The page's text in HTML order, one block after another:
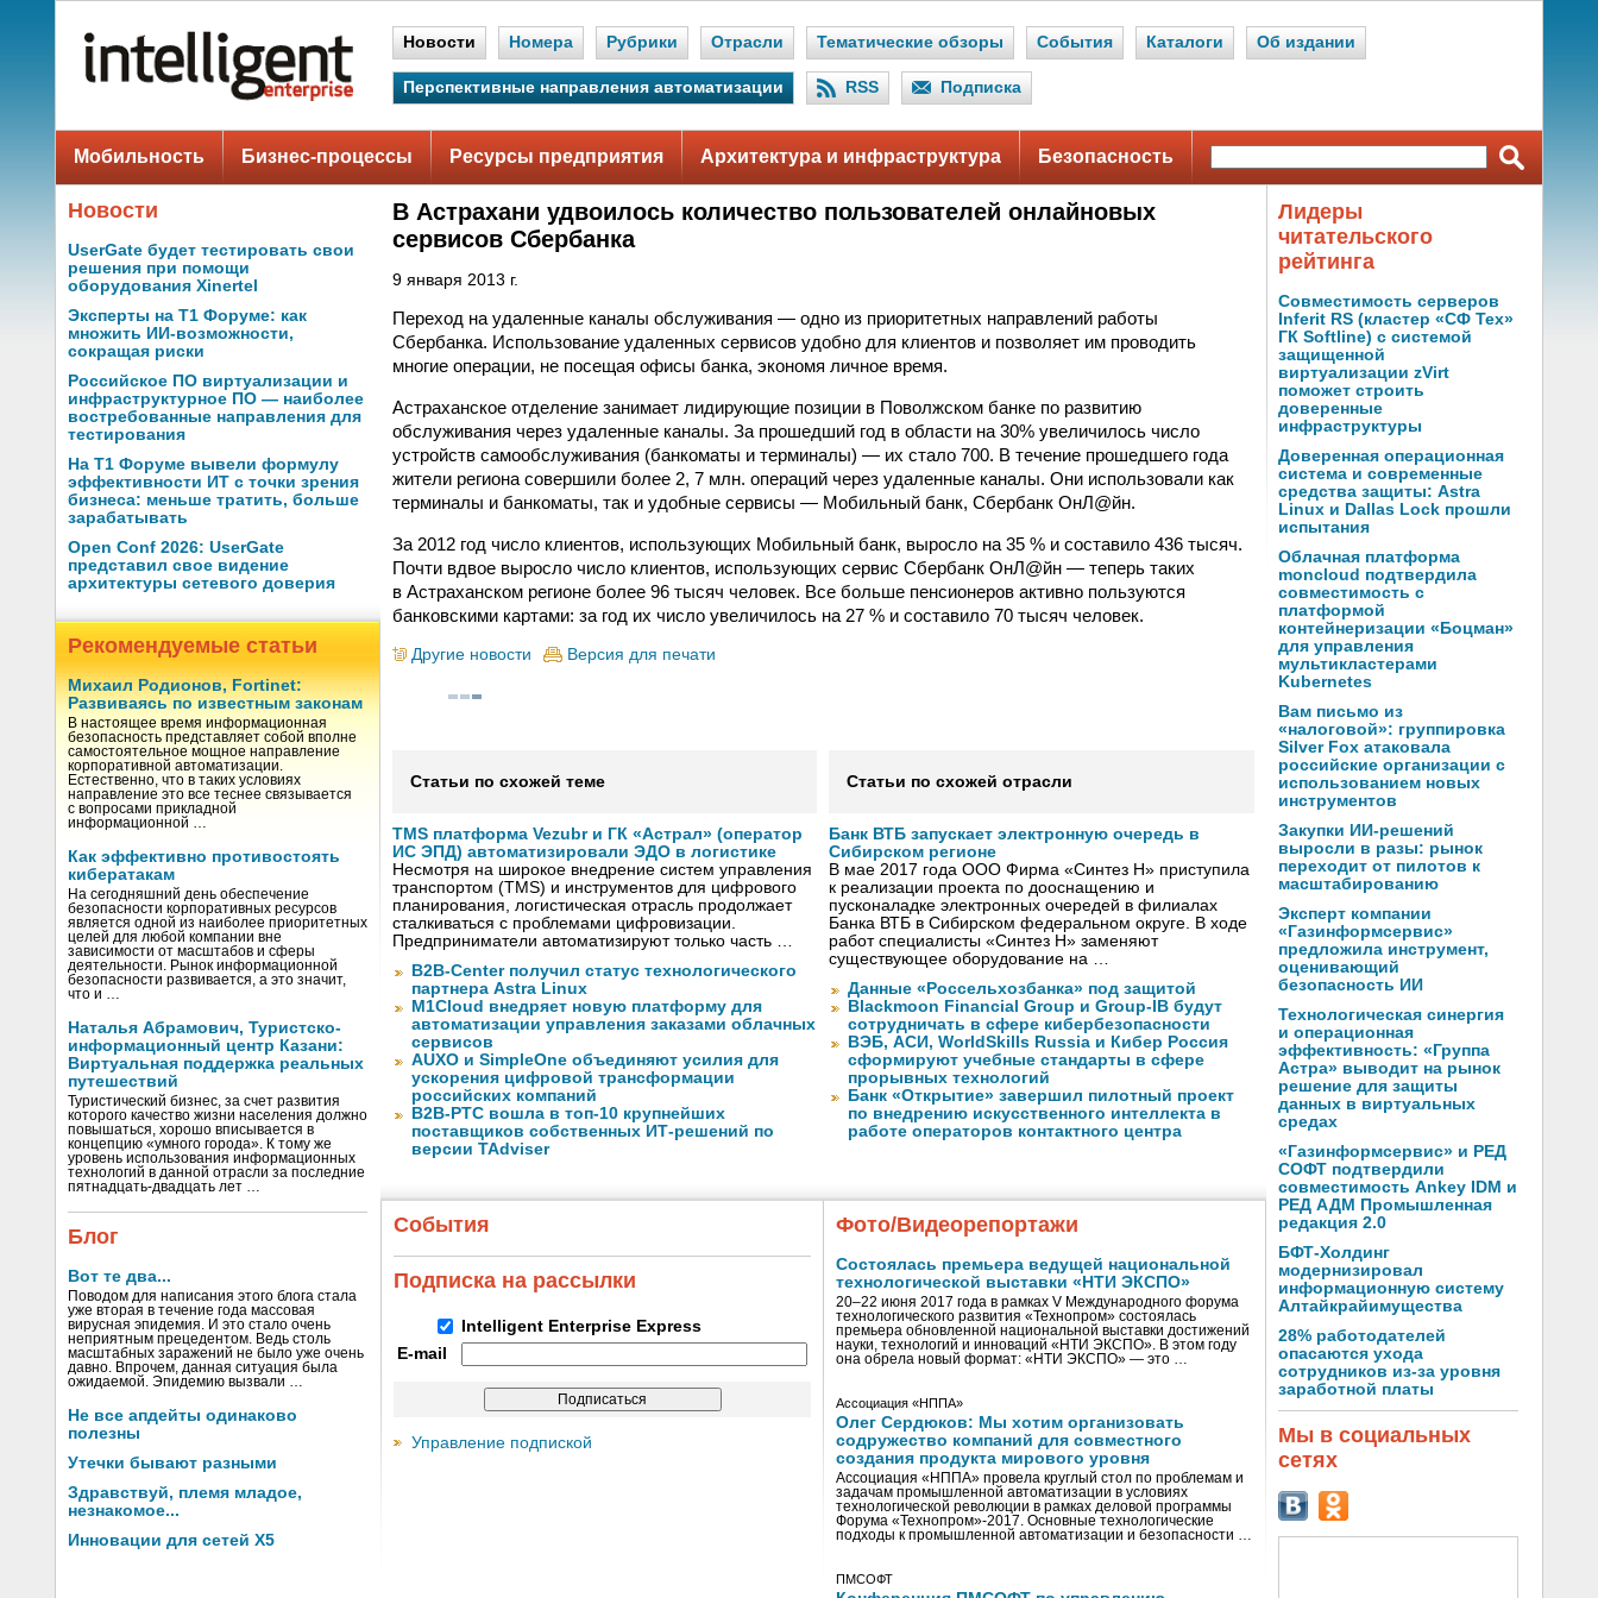
Новости Номера Рубрики Отрасли Тематические обзоры События Каталоги Об издании
Перспективные направления автоматизации RSS Подписка
Мобильность Бизнес-процессы Ресурсы предприятия Архитектура и инфраструктура Безопасность
Новости
UserGate будет тестировать свои
решения при помощи
оборудования Xinertel
Эксперты на Т1 Форуме: как
множить ИИ-возможности,
сокращая риски
Российское ПО виртуализации и
инфраструктурное ПО — наиболее
востребованные направления для
тестирования
На Т1 Форуме вывели формулу
эффективности ИТ с точки зрения
бизнеса: меньше тратить, больше
зарабатывать
Open Conf 2026: UserGate
представил свое видение
архитектуры сетевого доверия
Рекомендуемые статьи
Михаил Родионов, Fortinet:
Развиваясь по известным законам
В настоящее время информационная
безопасность представляет собой вполне
самостоятельное мощное направление
корпоративной автоматизации.
Естественно, что в таких условиях
направление это все теснее связывается
с вопросами прикладной
информационной …
Как эффективно противостоять
кибератакам
На сегодняшний день обеспечение
безопасности корпоративных ресурсов
является одной из наиболее приоритетных
целей для любой компании вне
зависимости от масштабов и сферы
деятельности. Рынок информационной
безопасности развивается, а это значит,
что и …
Наталья Абрамович, Туристско-
информационный центр Казани:
Виртуальная поддержка реальных
путешествий
Туристический бизнес, за счет развития
которого качество жизни населения должно
повышаться, хорошо вписывается в
концепцию «умного города». К тому же
уровень использования информационных
технологий в данной отрасли за последние
пятнадцать-двадцать лет …
Блог
Вот те два...
Поводом для написания этого блога стала
уже вторая в течение года массовая
вирусная эпидемия. И это стало очень
неприятным прецедентом. Ведь столь
масштабных заражений не было уже очень
давно. Впрочем, данная ситуация была
ожидаемой. Эпидемию вызвали …
Не все апдейты одинаково
полезны
Утечки бывают разными
Здравствуй, племя младое,
незнакомое...
Инновации для сетей X5
В Астрахани удвоилось количество пользователей онлайновых
сервисов Сбербанка
9 января 2013 г.
Переход на удаленные каналы обслуживания — одно из приоритетных направлений работы
Сбербанка. Использование удаленных сервисов удобно для клиентов и позволяет им проводить
многие операции, не посещая офисы банка, экономя личное время.
Астраханское отделение занимает лидирующие позиции в Поволжском банке по развитию
обслуживания через удаленные каналы. За прошедший год в области на 30% увеличилось число
устройств самообслуживания (банкоматы и терминалы) — их стало 700. В течение прошедшего года
жители региона совершили более 2, 7 млн. операций через удаленные каналы. Они использовали как
терминалы и банкоматы, так и удобные сервисы — Мобильный банк, Сбербанк ОнЛ@йн.
За 2012 год число клиентов, использующих Мобильный банк, выросло на 35 % и составило 436 тысяч.
Почти вдвое выросло число клиентов, использующих сервис Сбербанк ОнЛ@йн — теперь таких
в Астраханском регионе более 96 тысяч человек. Все больше пенсионеров активно пользуются
банковскими картами: за год их число увеличилось на 27 % и составило 70 тысяч человек.
Другие новости Версия для печати
Статьи по схожей теме
TMS платформа Vezubr и ГК «Астрал» (оператор
ИС ЭПД) автоматизировали ЭДО в логистике
Несмотря на широкое внедрение систем управления
транспортом (TMS) и инструментов для цифрового
планирования, логистическая отрасль продолжает
сталкиваться с проблемами цифровизации.
Предприниматели автоматизируют только часть …
B2B-Center получил статус технологического
партнера Astra Linux
M1Cloud внедряет новую платформу для
автоматизации управления заказами облачных
сервисов
AUXO и SimpleOne объединяют усилия для
ускорения цифровой трансформации
российских компаний
B2B-РТС вошла в топ-10 крупнейших
поставщиков собственных ИТ-решений по
версии TAdviser
Статьи по схожей отрасли
Банк ВТБ запускает электронную очередь в
Сибирском регионе
В мае 2017 года ООО Фирма «Синтез Н» приступила
к реализации проекта по дооснащению и
пусконаладке электронных очередей в филиалах
Банка ВТБ в Сибирском федеральном округе. В ходе
работ специалисты «Синтез Н» заменяют
существующее оборудование на …
Данные «Россельхозбанка» под защитой
Blackmoon Financial Group и Group-IB будут
сотрудничать в сфере кибербезопасности
ВЭБ, АСИ, WorldSkills Russia и Кибер Россия
сформируют учебные стандарты в сфере
прорывных технологий
Банк «Открытие» завершил пилотный проект
по внедрению искусственного интеллекта в
работе операторов контактного центра
События
Подписка на рассылки
Intelligent Enterprise Express
E-mail
Управление подпиской
Фото/Видеорепортажи
Состоялась премьера ведущей национальной
технологической выставки «НТИ ЭКСПО»
20–22 июня 2017 года в рамках V Международного форума
технологического развития «Технопром» состоялась
премьера обновленной национальной выставки достижений
науки, технологий и инноваций «НТИ ЭКСПО». В этом году
она обрела новый формат: «НТИ ЭКСПО» — это …
Ассоциация «НППА»
Олег Сердюков: Мы хотим организовать
содружество компаний для совместного
создания продукта мирового уровня
Ассоциация «НППА» провела круглый стол по проблемам и
задачам промышленной автоматизации в условиях
технологической революции в рамках деловой программы
Форума «Технопром»-2017. Основные технологические
подходы к промышленной автоматизации и безопасности …
ПМСОФТ
Лидеры
читательского
рейтинга
Совместимость серверов
Inferit RS (кластер «СФ Тех»
ГК Softline) с системой
защищенной
виртуализации zVirt
поможет строить
доверенные
инфраструктуры
Доверенная операционная
система и современные
средства защиты: Astra
Linux и Dallas Lock прошли
испытания
Облачная платформа
moncloud подтвердила
совместимость с
платформой
контейнеризации «Боцман»
для управления
мультикластерами
Kubernetes
Вам письмо из
«налоговой»: группировка
Silver Fox атаковала
российские организации с
использованием новых
инструментов
Закупки ИИ-решений
выросли в разы: рынок
переходит от пилотов к
масштабированию
Эксперт компании
«Газинформсервис»
предложила инструмент,
оценивающий
безопасность ИИ
Технологическая синергия
и операционная
эффективность: «Группа
Астра» выводит на рынок
решение для защиты
данных в виртуальных
средах
«Газинформсервис» и РЕД
СОФТ подтвердили
совместимость Ankey IDM и
РЕД АДМ Промышленная
редакция 2.0
БФТ-Холдинг
модернизировал
информационную систему
Алтайкрайимущества
28% работодателей
опасаются ухода
сотрудников из-за уровня
заработной платы
Мы в социальных
сетях